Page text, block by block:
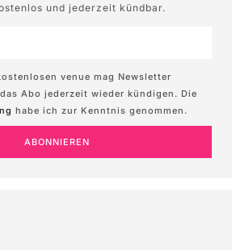
und jederzeit kündbar.
venue mag Newsletter
Abo jederzeit wieder kündigen. Die
habe ich zur Kenntnis genommen.
ABONNIEREN